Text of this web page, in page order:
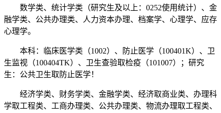
数学类、统计学类（研究生及以上：0252使用统计）、金
融学类、公共办理类、人力资本办理、档案学、心理学、应存
心理学。
本科：临床医学类（1002）、防止医学（100401K）、卫
生监视（100404TK）、卫生查验取检疫（101007）；研究
生：公共卫生取防止医学！
经济学类、财务学类、金融学类、经济取商业类、办理科
学取工程类、工商办理类、公共办理类、物流办理取工程类、